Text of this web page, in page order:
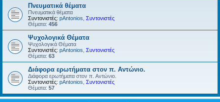
Πνευματικά θέματα
Πνευματικά θέματα
Συντονιστές: pAntonios Συντονιστές
Θέματα: 456
Ψυχολογικά Θέματα
Ψυχολογικά Θέματα
Συντονιστές: pAntonios Συντονιστές
Θέματα: 63
Διάφορα ερωτήματα στον π. Αντώνιο.
Διάφορα ερωτήματα στον π. Αντώνιο.
Συντονιστές: pAntonios Συντονιστές
Θέματα: 57